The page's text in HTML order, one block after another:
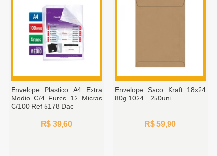
Envelope Plastico A4 Extra
Medio C/4 Furos 12 Micras
C/100 Ref 5178 Dac
R$ 39,60
Envelope Saco Kraft 18x24
80g 1024 - 250uni
R$ 59,90